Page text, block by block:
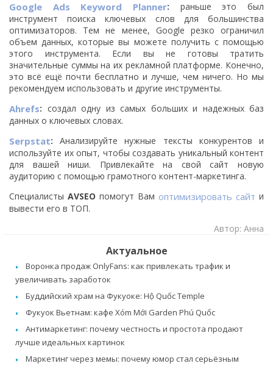
Google Ads Keyword Planner: раньше это был
инструмент поиска ключевых слов для большинства
оптимизаторов. Тем не менее, Google резко ограничил
объем данных, которые вы можете получить с помощью
этого инструмента. Если вы не готовы тратить
значительные суммы на их рекламной платформе. Конечно,
это всё ещё почти бесплатно и лучше, чем ничего. Но мы
рекомендуем использовать и другие инструменты.
Ahrefs: создал одну из самых больших и надежных баз
данных о ключевых словах.
Serpstat:Анализируйте нужные тексты конкурентов и
используйте их опыт, чтобы создавать уникальный контент
для вашей ниши. Привлекайте на свой сайт новую
аудиторию с помощью грамотного контент-маркетинга.
Специалисты AVSEO помогут Вам оптимизировать сайт и
вывести его в ТОП.
Автор: Анна
Актуальное
Воронка продаж OnlyFans: как привлекать трафик и
увеличивать заработок
Буддийский храм на Фукуоке: Hộ Quốc Temple
Фукуок Вьетнам: кафе Xóm Mới Garden Phú Quốc
Антимаркетинг: почему честность и простота продают
лучше идеальных картинок
Маркетинг через мемы: почему юмор стал серьёзным